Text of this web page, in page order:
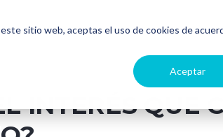
sitio web, aceptas el uso de cookies de
Aceptar
INTERÉS QUE